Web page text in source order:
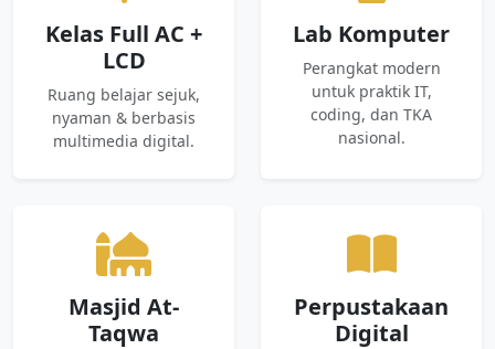
Kelas Full AC +
LCD
Ruang belajar sejuk,
nyaman & berbasis
multimedia digital.
Lab Komputer
Perangkat modern
untuk praktik IT,
coding, dan TKA
nasional.
Masjid At-
Taqwa
Perpustakaan
Digital